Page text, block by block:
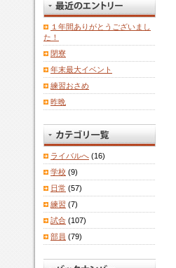
１年間ありがとうございまし
た！
閉寮
年末最大イベント
練習おさめ
昨晩
ライバルへ (16)
学校 (9)
日常 (57)
練習 (7)
試合 (107)
部員 (79)